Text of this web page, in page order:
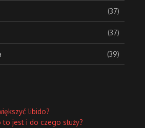
(37)
(37)
(39)
libido?
jest i do czego służy?